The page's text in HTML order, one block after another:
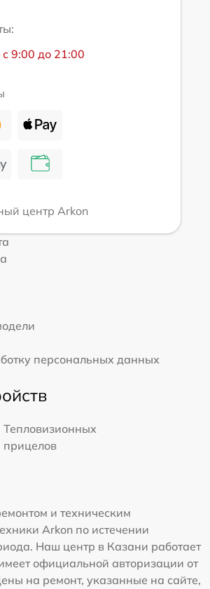
9:00 до 21:00
центр Arkon
персональных данных
Тепловизионных
прицелов
и техническим
Arkon по истечении
Наш центр в Казани работает
официальной авторизации от
на ремонт, указанные на сайте,